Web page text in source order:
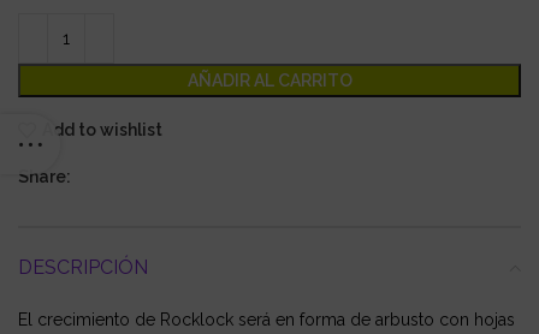
AÑADIR AL CARRITO
Add to wishlist
Share:
DESCRIPCIÓN
El crecimiento de Rocklock será en forma de arbusto con hojas